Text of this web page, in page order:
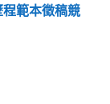
範本徵稿競